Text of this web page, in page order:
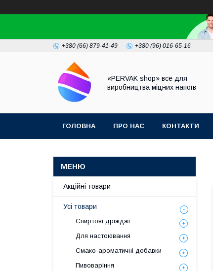
+380 (66) 879-41-49 +380 (96) 016-65-16
«PERVAK shop» все для
виробництва міцних напоїв
ГОЛОВНА ПРО НАС КОНТАКТИ
Акційні товари
Усі товари
Спиртові дріжджі
Для настоювання
Смако-ароматичні добавки
Пивоваріння